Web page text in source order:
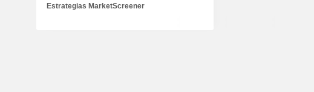
Estrategias MarketScreener